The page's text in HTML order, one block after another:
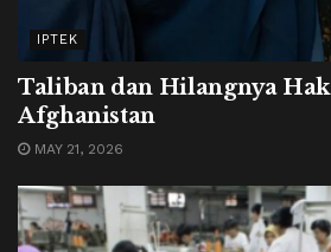
IPTEK
Taliban dan Hilangnya
Afghanistan
MAY 21, 2026